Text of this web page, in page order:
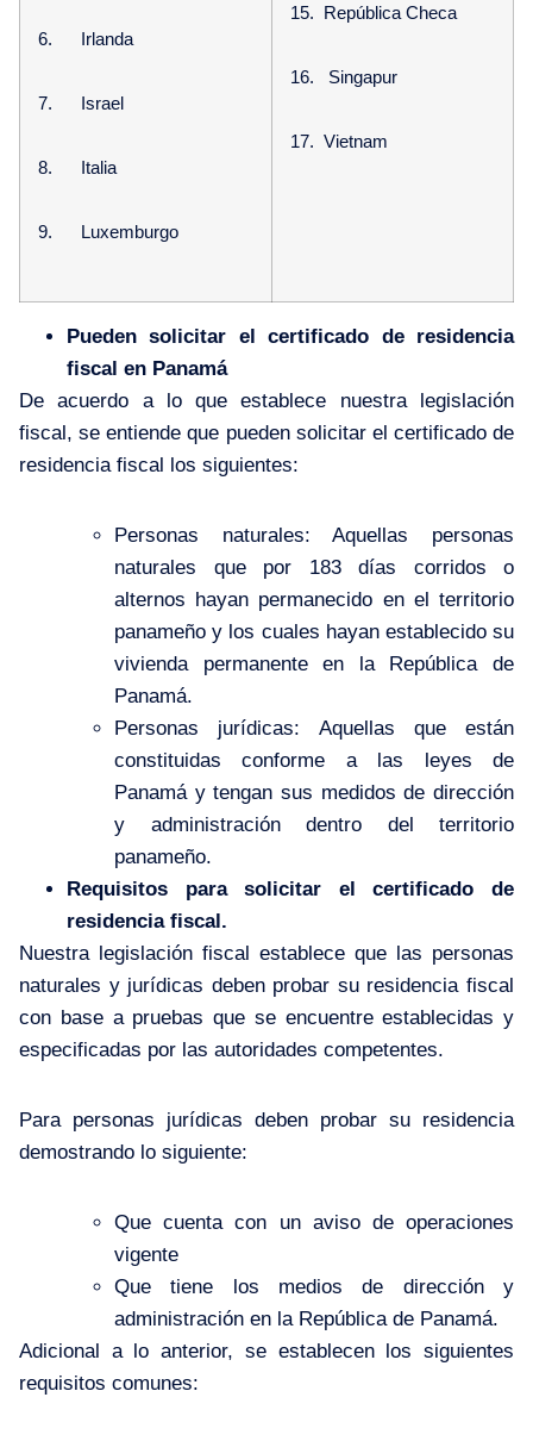
6. Irlanda
7. Israel
8. Italia
9. Luxemburgo
15. República Checa
16. Singapur
17. Vietnam
Pueden solicitar el certificado de residencia
fiscal en Panamá
De acuerdo a lo que establece nuestra legislación
fiscal, se entiende que pueden solicitar el certificado de
residencia fiscal los siguientes:
Personas naturales: Aquellas personas
naturales que por 183 días corridos o
alternos hayan permanecido en el territorio
panameño y los cuales hayan establecido su
vivienda permanente en la República de
Panamá.
Personas jurídicas: Aquellas que están
constituidas conforme a las leyes de
Panamá y tengan sus medidos de dirección
y administración dentro del territorio
panameño.
Requisitos para solicitar el certificado de
residencia fiscal.
Nuestra legislación fiscal establece que las personas
naturales y jurídicas deben probar su residencia fiscal
con base a pruebas que se encuentre establecidas y
especificadas por las autoridades competentes.
Para personas jurídicas deben probar su residencia
demostrando lo siguiente:
Que cuenta con un aviso de operaciones
vigente
Que tiene los medios de dirección y
administración en la República de Panamá.
Adicional a lo anterior, se establecen los siguientes
requisitos comunes: